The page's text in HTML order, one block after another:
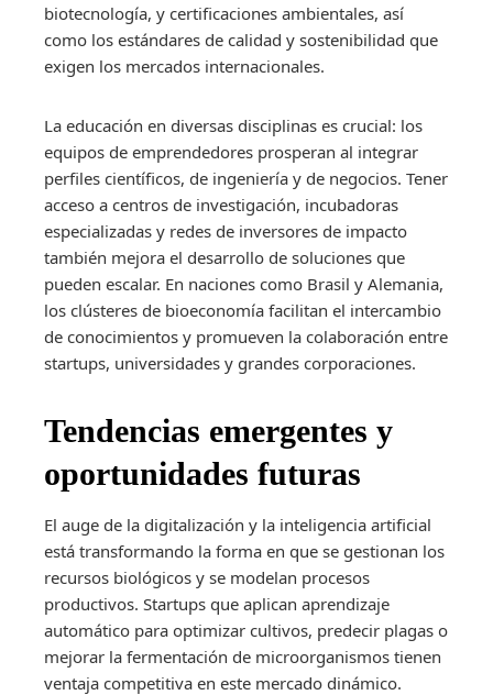
biotecnología, y certificaciones ambientales, así
como los estándares de calidad y sostenibilidad que
exigen los mercados internacionales.
La educación en diversas disciplinas es crucial: los
equipos de emprendedores prosperan al integrar
perfiles científicos, de ingeniería y de negocios. Tener
acceso a centros de investigación, incubadoras
especializadas y redes de inversores de impacto
también mejora el desarrollo de soluciones que
pueden escalar. En naciones como Brasil y Alemania,
los clústeres de bioeconomía facilitan el intercambio
de conocimientos y promueven la colaboración entre
startups, universidades y grandes corporaciones.
Tendencias emergentes y
oportunidades futuras
El auge de la digitalización y la inteligencia artificial
está transformando la forma en que se gestionan los
recursos biológicos y se modelan procesos
productivos. Startups que aplican aprendizaje
automático para optimizar cultivos, predecir plagas o
mejorar la fermentación de microorganismos tienen
ventaja competitiva en este mercado dinámico.